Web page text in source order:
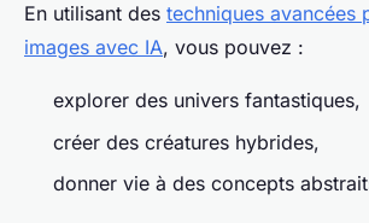
En utilisant des techniques avancées
images avec IA, vous pouvez :
explorer des univers fantastiques,
créer des créatures hybrides,
donner vie à des concepts